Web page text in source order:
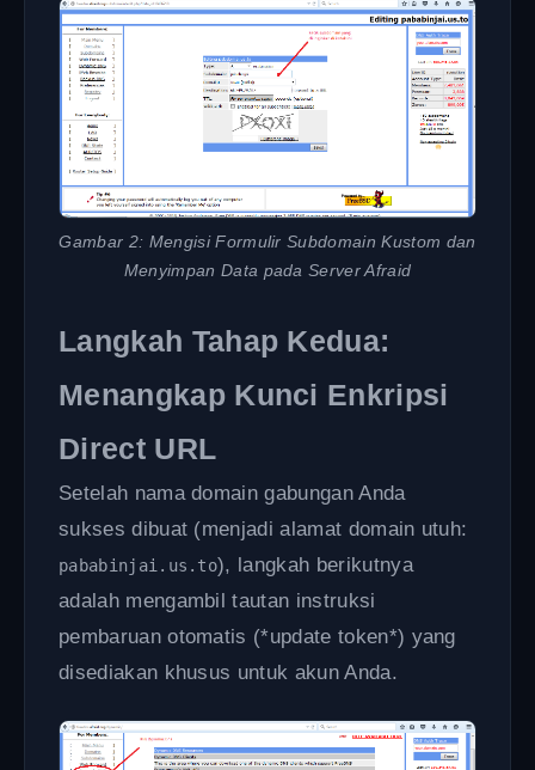
Gambar 2: Mengisi Formulir Subdomain Kustom dan
Menyimpan Data pada Server Afraid
Langkah Tahap Kedua:
Menangkap Kunci Enkripsi
Direct URL
Setelah nama domain gabungan Anda
sukses dibuat (menjadi alamat domain utuh:
pababinjai.us.to), langkah berikutnya
adalah mengambil tautan instruksi
pembaruan otomatis (*update token*) yang
disediakan khusus untuk akun Anda.